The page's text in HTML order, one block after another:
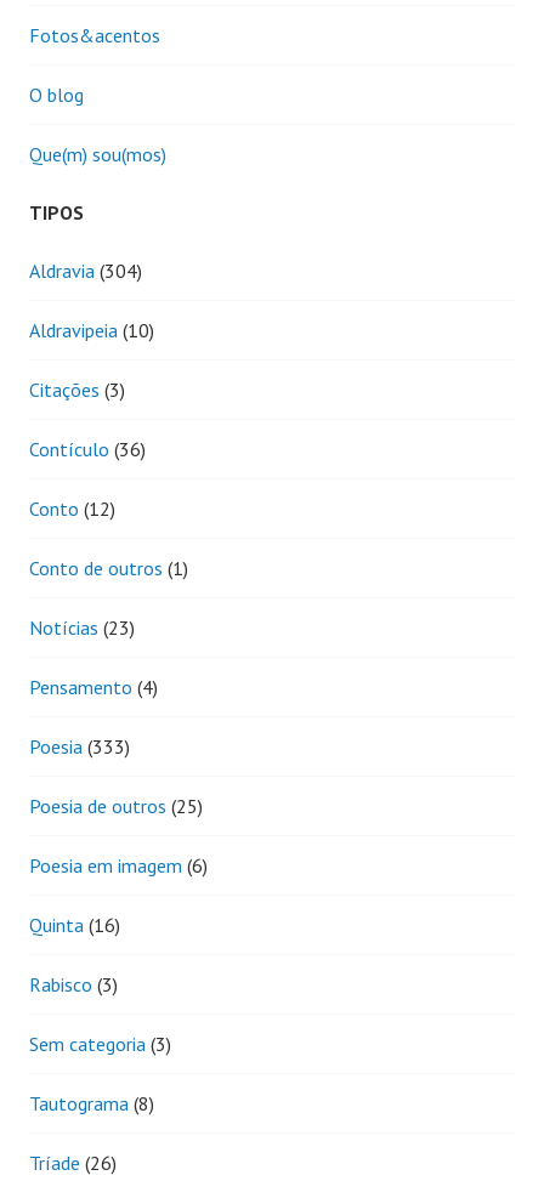
Fotos&acentos
O blog
Que(m) sou(mos)
TIPOS
Aldravia (304)
Aldravipeia (10)
Citações (3)
Contículo (36)
Conto (12)
Conto de outros (1)
Notícias (23)
Pensamento (4)
Poesia (333)
Poesia de outros (25)
Poesia em imagem (6)
Quinta (16)
Rabisco (3)
Sem categoria (3)
Tautograma (8)
Tríade (26)